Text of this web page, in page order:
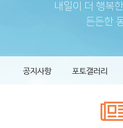
내일이 더 행복
든든한
공지사항 포토갤러리